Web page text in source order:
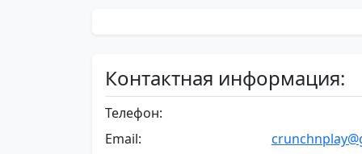
Контактная информация:
Телефон:
Email: